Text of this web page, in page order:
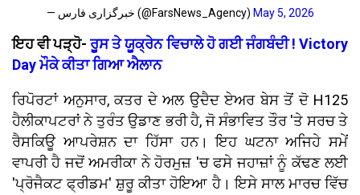
— خبرگزاری فارس (@FarsNews_Agency) May 5, 2026
ਇਹ ਵੀ ਪੜ੍ਹੋ-ਰੂਸ ਤੇ ਯੂਕ੍ਰੇਨ ਵਿਚਾਲੇ ਹੋ ਗਈ ਜੰਗਬੰਦੀ ! Victory
Day ਮੌਕੇ ਕੀਤਾ ਗਿਆ ਐਲਾਨ
ਰਿਪੋਰਟਾਂ ਅਨੁਸਾਰ, ਕਤਰ ਦੇ ਅਲ ਉਦੈਦ ਏਅਰ ਬੇਸ ਤੋਂ ਦੋ H125
ਹੈਲੀਕਾਪਟਰਾਂ ਨੇ ਤੁਰੰਤ ਉਡਾਣ ਭਰੀ ਹੈ, ਜੋ ਸੰਭਾਵਿਤ ਤੌਰ 'ਤੇ ਸਰਚ ਤੇ
ਰੈਸਕਿਊ ਆਪਰੇਸ਼ਨ ਦਾ ਹਿੱਸਾ ਹਨ। ਇਹ ਘਟਨਾ ਅਜਿਹੇ ਸਮੇਂ
ਵਾਪਰੀ ਹੈ ਜਦੋਂ ਅਮਰੀਕਾ ਨੇ ਹੋਰਮੁਜ਼ 'ਚ ਫਸੇ ਜਹਾਜ਼ਾਂ ਨੂੰ ਕੱਢਣ ਲਈ
'ਪ੍ਰੋਜੈਕਟ ਫ੍ਰੀਡਮ' ਸ਼ੁਰੂ ਕੀਤਾ ਹੋਇਆ ਹੈ। ਇਸੇ ਸਾਲ ਮਾਰਚ ਵਿੱਚ